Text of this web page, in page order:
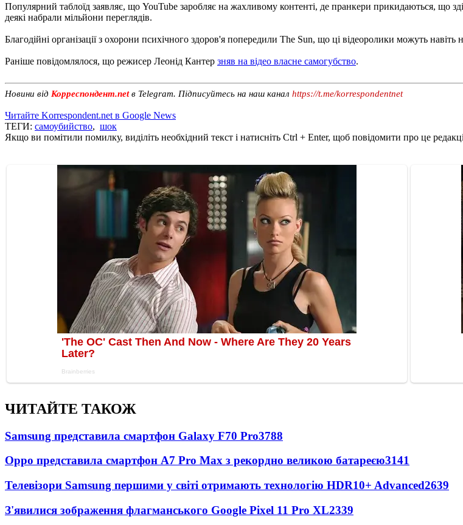
Популярний таблоїд заявляє, що YouTube заробляє на жахливому контенті, де пранкери прикидаються, що
деякі набрали мільйони переглядів.
Благодійні організації з охорони психічного здоров'я попередили The Sun, що ці відеоролики можуть
Раніше повідомлялося, що режисер Леонід Кантер зняв на відео власне самогубство.
Новини від Корреспондент.netв Telegram. Підписуйтесь на наш канал https://t.me/korrespondentnet
Читайте Korrespondent.net в Google News
ТЕГИ: самоубийство, шок
Якщо ви помітили помилку, виділіть необхідний текст і натисніть Ctrl + Enter, щоб повідомити про це
ЧИТАЙТЕ ТАКОЖ
Samsung представила смартфон Galaxy F70 Pro3788
Oppo представила смартфон A7 Pro Max з рекордно великою батареєю3141
Телевізори Samsung першими у світі отримають технологію HDR10+ Advanced2639
З'явилися зображення флагманського Google Pixel 11 Pro XL2339